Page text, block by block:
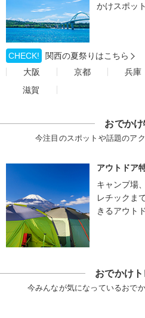
かけスポッ
CHECK!
関西の夏祭りはこちら
大阪
京都 兵庫
滋賀
おでか
今注目のスポットや話題のア
アウトドア
キャンプ場
レチックま
きるアウト
おでかけ
今みんなが気になっているおで